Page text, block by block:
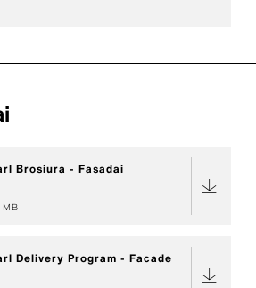
Brosiura - Fasadai
Delivery Program - Facade